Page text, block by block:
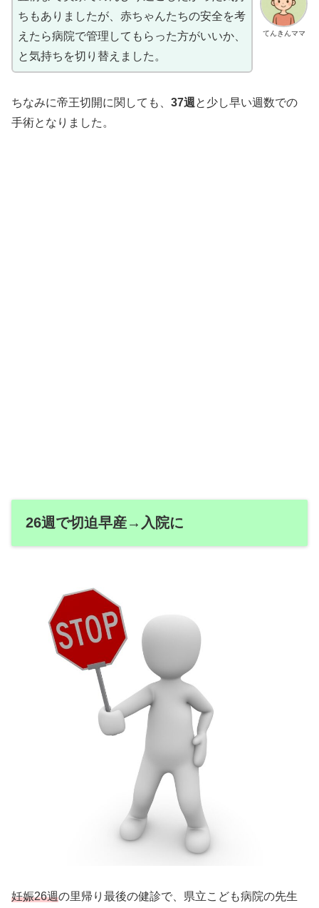
てんきんママ
ちもありましたが、赤ちゃんたちの安全を考
えたら病院で管理してもらった方がいいか、
と気持ちを切り替えました。
ちなみに帝王切開に関しても、 37週 と少し早い週数での
手術となりました。
26週で切迫早産→入院に
妊娠26週の里帰り最後の健診で、県立こども病院の先生